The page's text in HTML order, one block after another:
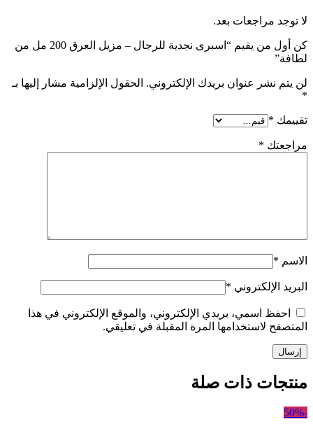
لا توجد مراجعات بعد.
كن أول من يقيم “اسبرى نجدية للرجال – مزيل العرق 200 مل من
لطافة”
لن يتم نشر عنوان بريدك الإلكتروني. الحقول الإلزامية مشار إليها بـ
*
تقييمك *
مراجعتك *
الاسم *
البريد الإلكتروني *
احفظ اسمي، بريدي الإلكتروني، والموقع الإلكتروني في هذا
المتصفح لاستخدامها المرة المقبلة في تعليقي.
منتجات ذات صلة
-50%